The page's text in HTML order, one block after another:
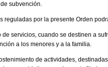
subvención.
reguladas por la presente Orden
de servicios, cuando se destinen a
a los menores y a la familia.
de actividades,